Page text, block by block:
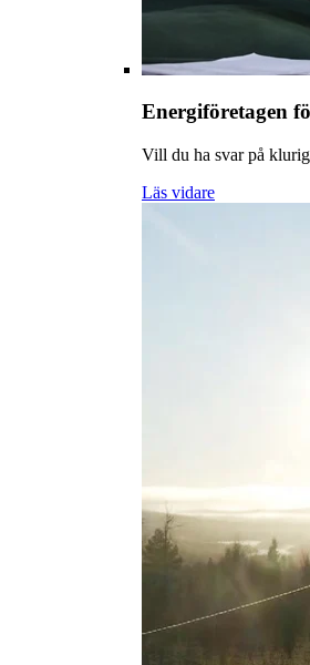
Energiföretagen
Vill du ha svar på
Läs vidare